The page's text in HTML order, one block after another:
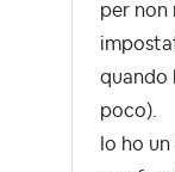
per non
quando
poco).
Io ho